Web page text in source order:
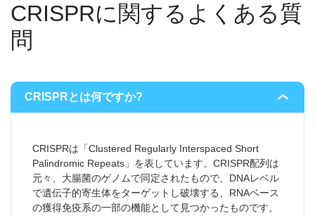
CRISPRに関するよくある質
問
CRISPRとは何ですか?
CRISPRは「Clustered Regularly Interspaced Short
Palindromic Repeats」を表しています。CRISPR配列は
元々、大腸菌のゲノムで同定されたもので、DNAレベル
で遺伝子的寄生体をターゲットし破壊する、RNAベース
の獲得免疫系の一部の機能として見つかったものです。